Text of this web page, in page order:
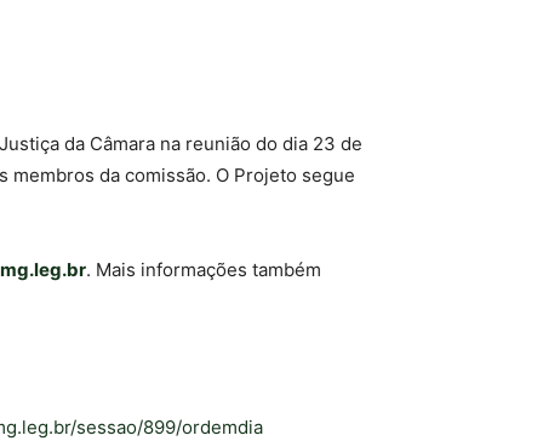
da Câmara na reunião do dia 23 de
da comissão. O Projeto segue
. Mais informações também
sessao/899/ordemdia